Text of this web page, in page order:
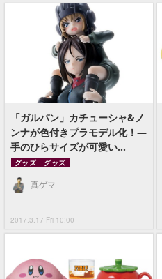
「ガルパン」カチューシャ&ノ
ンナが色付きプラモデル化！―
手のひらサイズが可愛い…
グッズ グッズ
2017.3.17 Fri 10:00
真ゲマ